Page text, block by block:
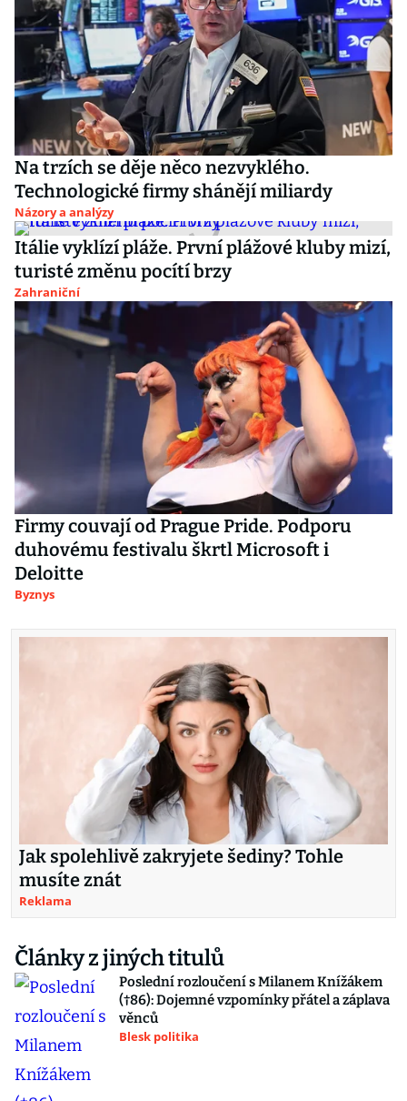
Na trzích se děje něco nezvyklého.
Technologické firmy shánějí miliardy
Názory a analýzy
Itálie vyklízí pláže. První plážové kluby mizí,
turisté změnu pocítí brzy
Zahraniční
Firmy couvají od Prague Pride. Podporu
duhovému festivalu škrtl Microsoft i
Deloitte
Byznys
Jak spolehlivě zakryjete šediny? Tohle
musíte znát
Reklama
Články z jiných titulů
Poslední rozloučení s Milanem Knížákem
(†86): Dojemné vzpomínky přátel a záplava
věnců
Blesk politika